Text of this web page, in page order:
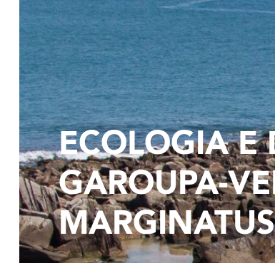
ECOLOGIA
GAROUPA-